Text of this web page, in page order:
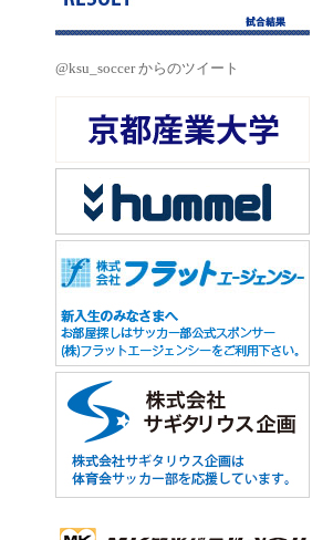
@ksu_soccer からのツイート